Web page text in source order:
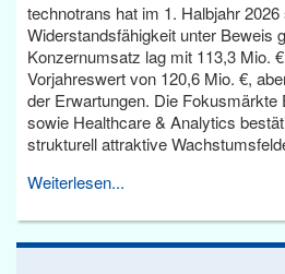
technotrans hat im 1. Halbjahr
Widerstandsfähigkeit unter Beweis
Konzernumsatz lag mit 113,3 Mio.
Vorjahreswert von 120,6 Mio. €,
der Erwartungen. Die Fokusmärkte
sowie Healthcare & Analytics
strukturell attraktive
Weiterlesen...